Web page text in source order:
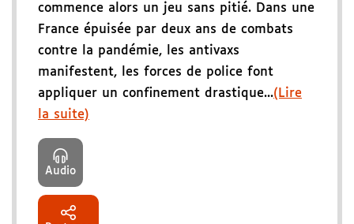
commence alors un jeu sans pitié. Dans une
France épuisée par deux ans de combats
contre la pandémie, les antivaxs
manifestent, les forces de police font
appliquer un confinement drastique...(Lire
la suite)
Audio